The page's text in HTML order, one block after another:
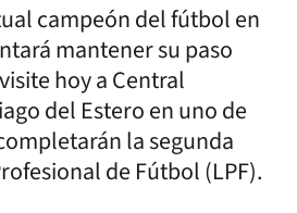
campeón del fútbol en
mantener su paso
hoy a Central
del Estero en uno de
la segunda
de Fútbol (LPF).